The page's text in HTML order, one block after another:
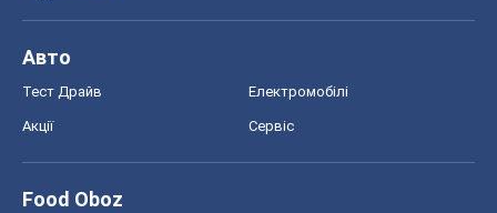
Авто
Тест Драйв Електромобілі
Акції Сервіс
Food Oboz